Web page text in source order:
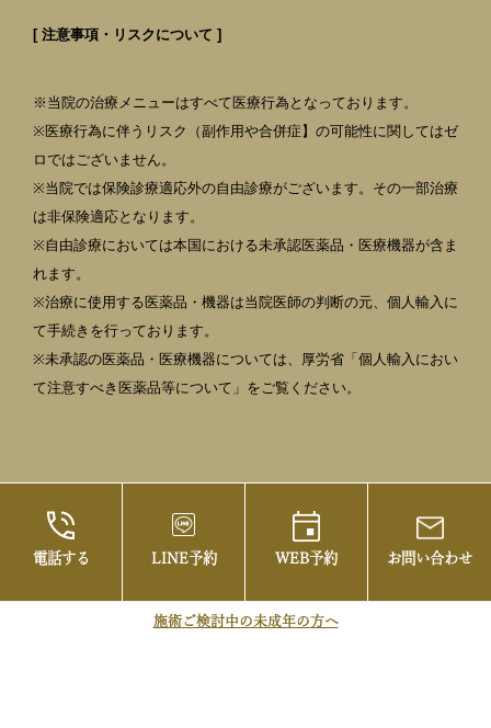
電話する LINE予約 WEB予約 お問い合わせ
施術ご検討中の未成年の方へ
[ 注意事項・リスクについて ]
※当院の治療メニューはすべて医療行為となっております。
※医療行為に伴うリスク（副作用や合併症】の可能性に関してはゼ
ロではございません。
※当院では保険診療適応外の自由診療がございます。その一部治療
は非保険適応となります。
※自由診療においては本国における未承認医薬品・医療機器が含ま
れます。
※治療に使用する医薬品・機器は当院医師の判断の元、個人輸入に
て手続きを行っております。
※未承認の医薬品・医療機器については、厚労省「個人輸入におい
て注意すべき医薬品等について」をご覧ください。
らお茶の水美容形成クリニック